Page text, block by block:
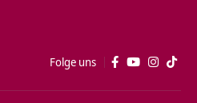
Folge uns